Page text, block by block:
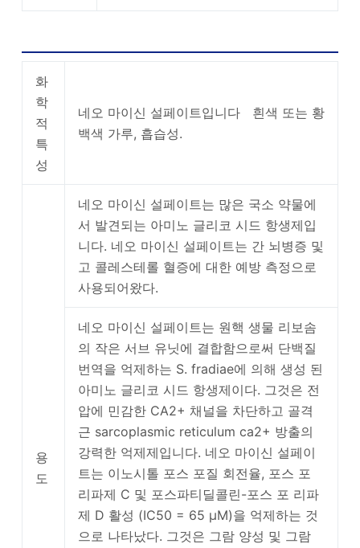
화
학
적
특
성
네오 마이신 설페이트입니다 흰색 또는 황
백색 가루, 흡습성.
용
도
네오 마이신 설페이트는 많은 국소 약물에
서 발견되는 아미노 글리코 시드 항생제입
니다. 네오 마이신 설페이트는 간 뇌병증 및
고 콜레스테롤 혈증에 대한 예방 측정으로
사용되어왔다.
네오 마이신 설페이트는 원핵 생물 리보솜
의 작은 서브 유닛에 결합함으로써 단백질
번역을 억제하는 S. fradiae에 의해 생성 된
아미노 글리코 시드 항생제이다. 그것은 전
압에 민감한 CA2+ 채널을 차단하고 골격
근 sarcoplasmic reticulum ca2+ 방출의
강력한 억제제입니다. 네오 마이신 설페이
트는 이노시톨 포스 포질 회전율, 포스 포
리파제 C 및 포스파티딜콜린-포스 포 리파
제 D 활성 (IC50 = 65 μM)을 억제하는 것
으로 나타났다. 그것은 그람 양성 및 그람